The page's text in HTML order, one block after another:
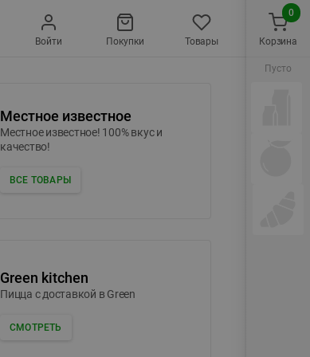
Войти Покупки Товары
Местное известное
Местное известное! 100% вкус и
качество!
ВСЕ ТОВАРЫ
Green kitchen
Пицца c доставкой в Green
СМОТРЕТЬ
Корзина
0
Пусто